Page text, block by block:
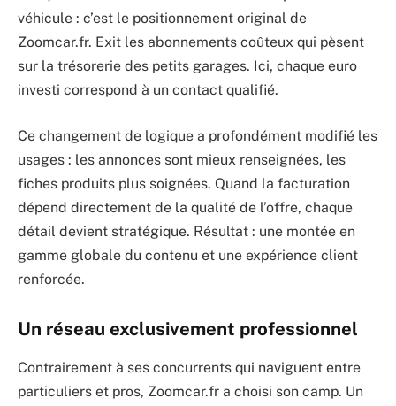
véhicule : c’est le positionnement original de
Zoomcar.fr. Exit les abonnements coûteux qui pèsent
sur la trésorerie des petits garages. Ici, chaque euro
investi correspond à un contact qualifié.
Ce changement de logique a profondément modifié les
usages : les annonces sont mieux renseignées, les
fiches produits plus soignées. Quand la facturation
dépend directement de la qualité de l’offre, chaque
détail devient stratégique. Résultat : une montée en
gamme globale du contenu et une expérience client
renforcée.
Un réseau exclusivement professionnel
Contrairement à ses concurrents qui naviguent entre
particuliers et pros, Zoomcar.fr a choisi son camp. Un